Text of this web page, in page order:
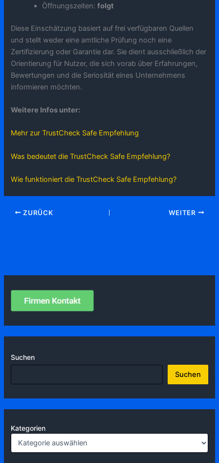
Suchen
Suchen
Kategorien
Öffnungszeiten:folgt
Diese Einschätzung basiert auf frei verfügbaren Quellen
und stellt weder eine amtliche Prüfung noch eine
Zertifizierung oder Garantie dar. Sie dient ausschließlich der
Orientierung für Nutzer, die sich vorab über Erfahrungen,
Bewertungen und die Seriosität eines Unternehmens
informieren möchten.
Weitere Infos unter:
Mehr zur TrustCheck Safe Empfehlung
Was bedeutet die TrustCheck Safe Empfehlung?
Wie funktioniert die TrustCheck Safe Empfehlung?
ZURÜCK WEITER